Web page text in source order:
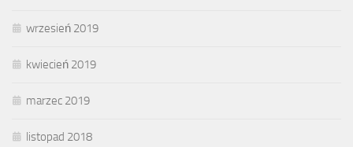
wrzesień 2019
kwiecień 2019
marzec 2019
listopad 2018